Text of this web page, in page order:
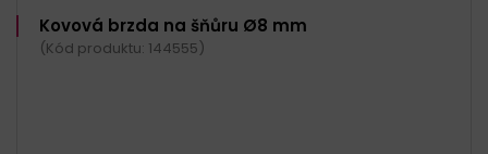
Kovová brzda na šňůru Ø8 mm
(Kód produktu: 144555)